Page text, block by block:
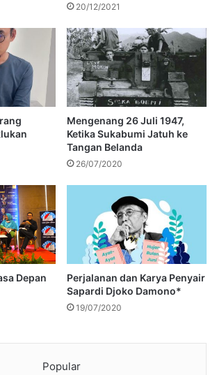
20/12/2021
Mengenang 26 Juli 1947,
Ketika Sukabumi Jatuh ke
Tangan Belanda
26/07/2020
Depan
Perjalanan dan Karya Penyair
Sapardi Djoko Damono*
19/07/2020
Popular